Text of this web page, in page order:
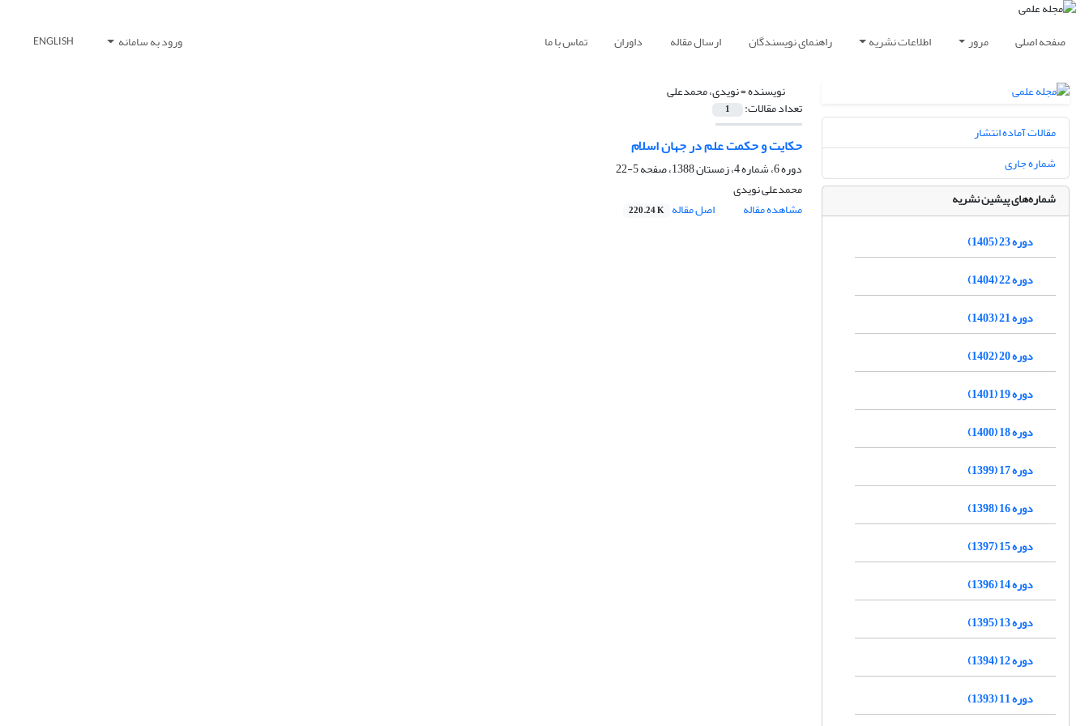
صفحه اصلی مرور اطلاعات نشریه راهنمای نویسندگان ارسال مقاله داوران تماس با ما ورود به سامانه ENGLISH
نویسنده =نویدی، محمدعلی
تعداد مقالات: 1
حکایت و حکمت علم در جهان اسلام
دوره 6، شماره 4، زمستان 1388، صفحه
5-22
محمدعلی نویدی
مشاهده مقاله
اصل مقاله 220.24 K
مقالات آماده انتشار
شماره جاری
شماره‌های پیشین نشریه
دوره 23 (1405)
دوره 22 (1404)
دوره 21 (1403)
دوره 20 (1402)
دوره 19 (1401)
دوره 18 (1400)
دوره 17 (1399)
دوره 16 (1398)
دوره 15 (1397)
دوره 14 (1396)
دوره 13 (1395)
دوره 12 (1394)
دوره 11 (1393)